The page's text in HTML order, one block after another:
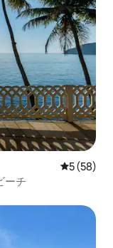
レビュー
5 (58)
ーチ